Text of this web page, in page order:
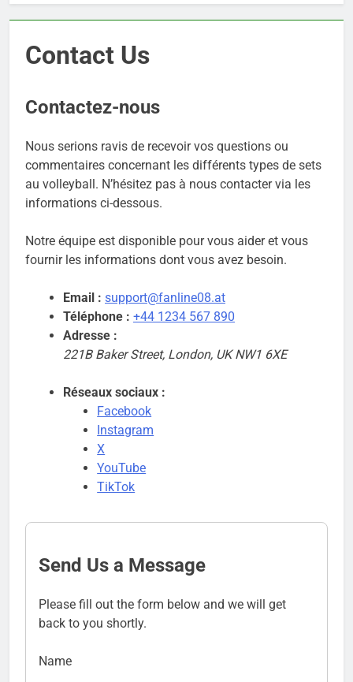
Contact Us
Contactez-nous
Nous serions ravis de recevoir vos questions ou
commentaires concernant les différents types de sets
au volleyball. N’hésitez pas à nous contacter via les
informations ci-dessous.
Notre équipe est disponible pour vous aider et vous
fournir les informations dont vous avez besoin.
Email : support@fanline08.at
Téléphone : +44 1234 567 890
Adresse :
221B Baker Street, London, UK NW1 6XE
Réseaux sociaux :
Facebook
Instagram
X
YouTube
TikTok
Send Us a Message
Please fill out the form below and we will get
back to you shortly.
Name